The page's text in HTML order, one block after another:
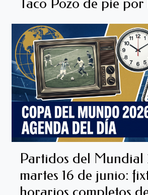
Taco Pozo de pie por
Partidos del Mundial
martes 16 de junio:
horarios completos